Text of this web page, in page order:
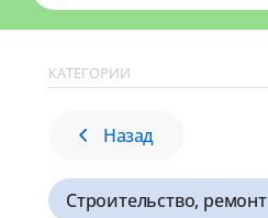
КАТЕГОРИИ
Назад
Строительство, ремонт